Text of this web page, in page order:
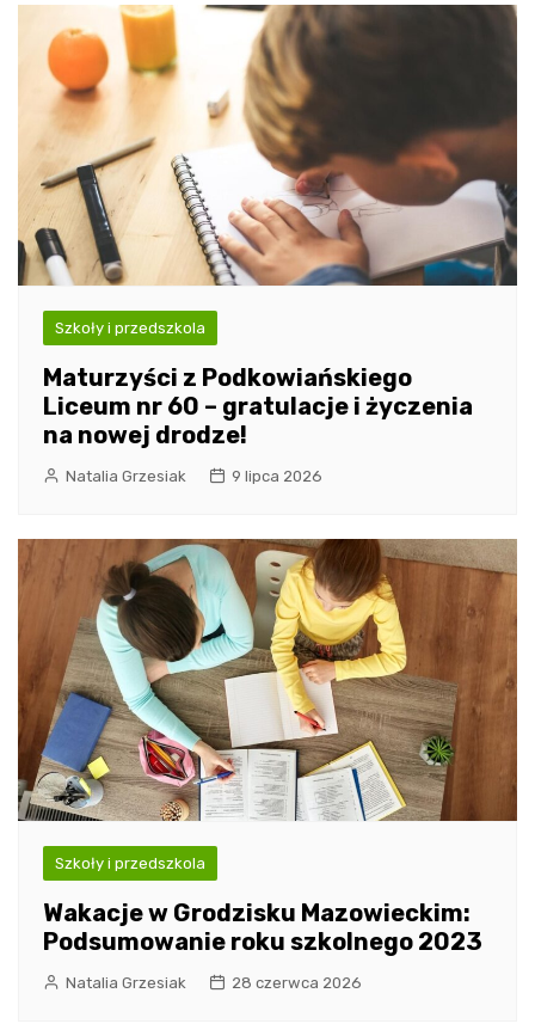
Szkoły i przedszkola
Maturzyści z Podkowiańskiego
Liceum nr 60 – gratulacje i życzenia
na nowej drodze!
Natalia Grzesiak 9 lipca 2026
Szkoły i przedszkola
Wakacje w Grodzisku Mazowieckim:
Podsumowanie roku szkolnego 2023
Natalia Grzesiak 28 czerwca 2026